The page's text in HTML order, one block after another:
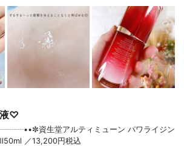
液♡
資生堂アルティミューン パワライジン
／13,200円税込